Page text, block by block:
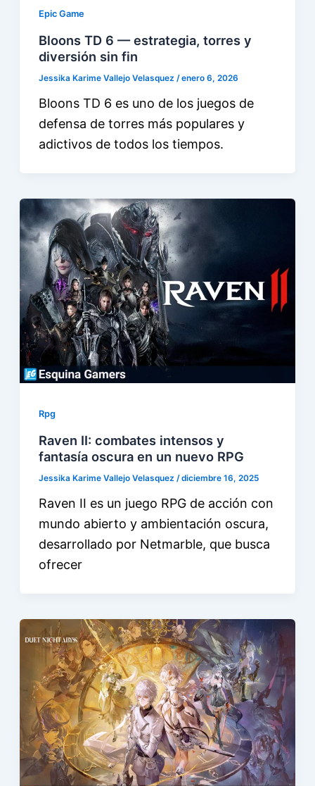
Epic Game
Bloons TD 6 — estrategia, torres y
diversión sin fin
Jessika Karime Vallejo Velasquez /enero 6, 2026
Bloons TD 6 es uno de los juegos de
defensa de torres más populares y
adictivos de todos los tiempos.
Rpg
Raven II: combates intensos y
fantasía oscura en un nuevo RPG
Jessika Karime Vallejo Velasquez /diciembre 16, 2025
Raven II es un juego RPG de acción con
mundo abierto y ambientación oscura,
desarrollado por Netmarble, que busca
ofrecer